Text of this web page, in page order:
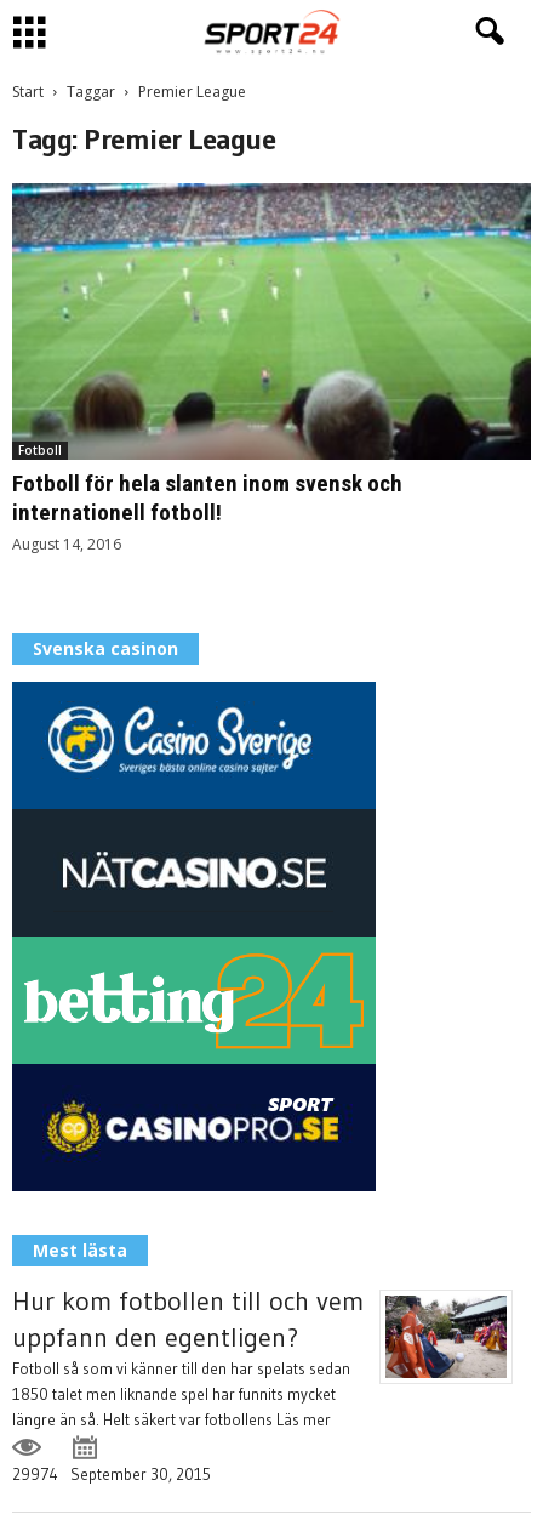
Start Taggar Premier League
Tagg: Premier League
Fotboll
Fotboll för hela slanten inom svensk och
internationell fotboll!
August 14, 2016
Svenska casinon
Mest lästa
Hur kom fotbollen till och vem
uppfann den egentligen?
Fotboll så som vi känner till den har spelats sedan
1850 talet men liknande spel har funnits mycket
längre än så. Helt säkert var fotbollens Läs mer
29974 September 30, 2015